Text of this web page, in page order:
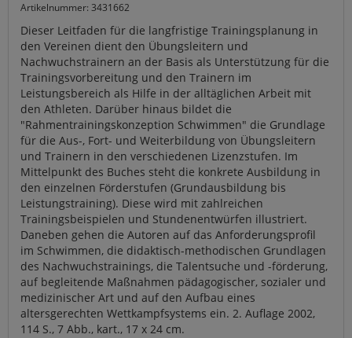
Artikelnummer: 3431662
Dieser Leitfaden für die langfristige Trainingsplanung in
den Vereinen dient den Übungsleitern und
Nachwuchstrainern an der Basis als Unterstützung für die
Trainingsvorbereitung und den Trainern im
Leistungsbereich als Hilfe in der alltäglichen Arbeit mit
den Athleten. Darüber hinaus bildet die
"Rahmentrainingskonzeption Schwimmen" die Grundlage
für die Aus-, Fort- und Weiterbildung von Übungsleitern
und Trainern in den verschiedenen Lizenzstufen. Im
Mittelpunkt des Buches steht die konkrete Ausbildung in
den einzelnen Förderstufen (Grundausbildung bis
Leistungstraining). Diese wird mit zahlreichen
Trainingsbeispielen und Stundenentwürfen illustriert.
Daneben gehen die Autoren auf das Anforderungsprofil
im Schwimmen, die didaktisch-methodischen Grundlagen
des Nachwuchstrainings, die Talentsuche und -förderung,
auf begleitende Maßnahmen pädagogischer, sozialer und
medizinischer Art und auf den Aufbau eines
altersgerechten Wettkampfsystems ein. 2. Auflage 2002,
114 S., 7 Abb., kart., 17 x 24 cm.